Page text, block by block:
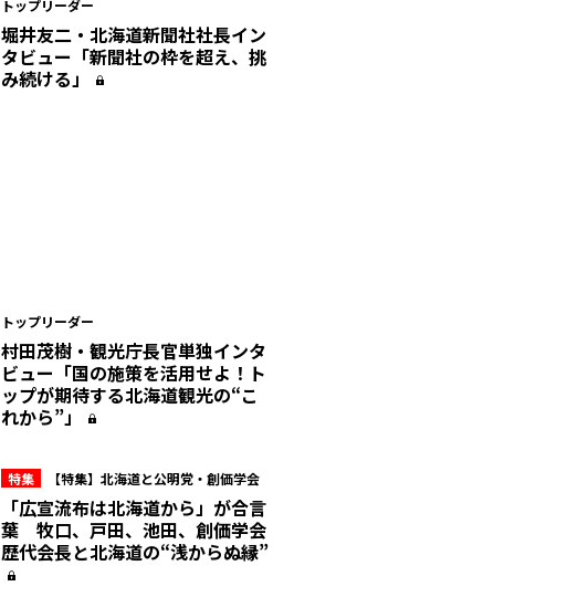
トップリーダー
堀井友二・北海道新聞社社長イン
タビュー「新聞社の枠を超え、挑
み続ける」
トップリーダー
村田茂樹・観光庁長官単独インタ
ビュー「国の施策を活用せよ！ト
ップが期待する北海道観光の“こ
れから”」
特集 【特集】北海道と公明党・創価学会
「広宣流布は北海道から」が合言
葉 牧口、戸田、池田、創価学会
歴代会長と北海道の“浅からぬ縁”